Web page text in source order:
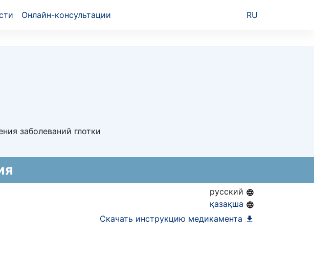
Онлайн-консультации RU
заболеваний глотки
русский
қазақша
Скачать инструкцию медикамента